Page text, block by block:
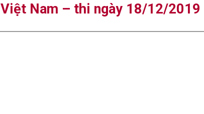
Nam – thi ngày 18/12/2019